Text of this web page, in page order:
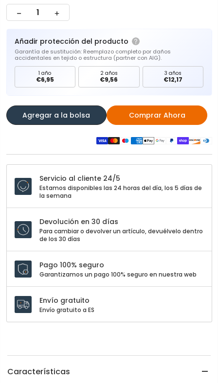
Añadir protección del producto
Garantía de sustitución: Reemplazo completo por daños
accidentales en tejido o estructura (partner con AIG).
1 año
€6,95
2 años
€9,56
3 años
€12,17
Agregar a la bolsa Comprar Ahora
Servicio al cliente 24/5
Estamos disponibles las 24 horas del día, los 5 días de
la semana
Devolución en 30 días
Para cambiar o devolver un artículo, devuélvelo dentro
de los 30 días
Pago 100% seguro
Garantizamos un pago 100% seguro en nuestra web
Envío gratuito
Envío gratuito a ES
Características